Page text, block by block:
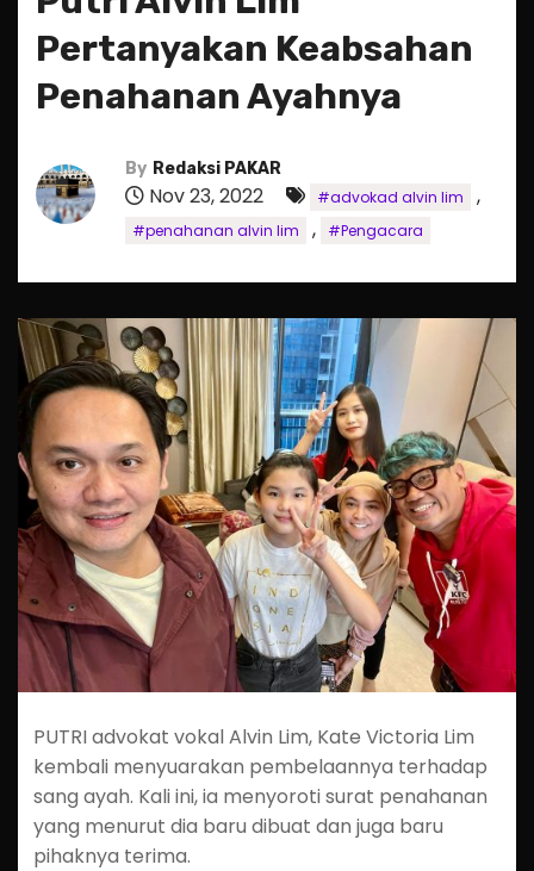
Pertanyakan Keabsahan
Penahanan Ayahnya
By Redaksi PAKAR
Nov 23, 2022 #advokad alvin lim ,
#penahanan alvin lim , #Pengacara
PUTRI advokat vokal Alvin Lim, Kate Victoria Lim
kembali menyuarakan pembelaannya terhadap
sang ayah. Kali ini, ia menyoroti surat penahanan
yang menurut dia baru dibuat dan juga baru
pihaknya terima.